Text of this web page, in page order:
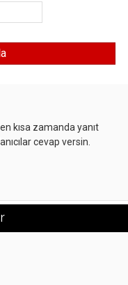
kısa zamanda yanıt
cevap versin.